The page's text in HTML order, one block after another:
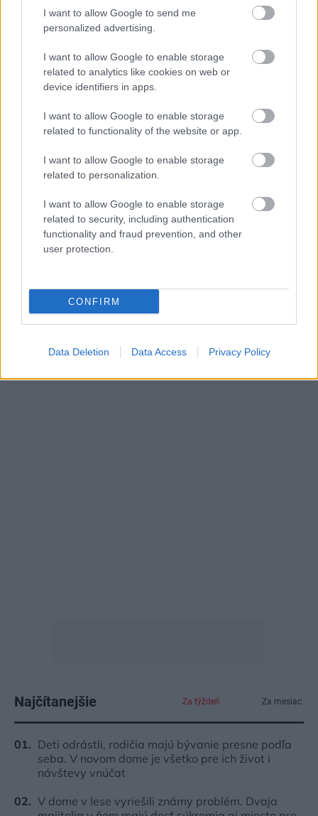
I want to allow Google to send me
personalized advertising.
I want to allow Google to enable storage
related to analytics like cookies on web or
device identifiers in apps.
I want to allow Google to enable storage
related to functionality of the website or app.
I want to allow Google to enable storage
related to personalization.
I want to allow Google to enable storage
related to security, including authentication
functionality and fraud prevention, and other
user protection.
CONFIRM
Data Deletion Data Access Privacy Policy
Tagy: stavba roka
Zdieľať článok
Najčítanejšie Za týždeň Za mesiac
Deti odrástli, rodičia majú bývanie presne podľa
seba. V novom dome je všetko pre ich život i
návštevy vnúčat
V dome v lese vyriešili známy problém. Dvaja